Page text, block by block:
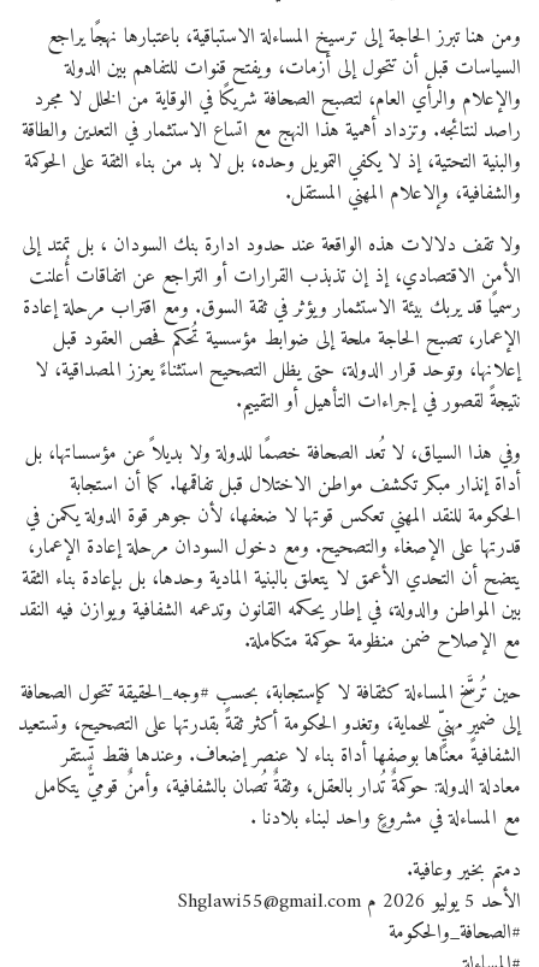
ومن هنا تبرز الحاجة إلى ترسيخ المساءلة الاستباقية، باعتبارها نهجًا يراجع
السياسات قبل أن تتحول إلى أزمات، ويفتح قنوات للتفاهم بين الدولة
والإعلام والرأي العام، لتصبح الصحافة شريكًا في الوقاية من الخلل لا مجرد
راصد لنتائجه. وتزداد أهمية هذا النهج مع اتساع الاستثمار في التعدين والطاقة
والبنية التحتية، إذ لا يكفي التمويل وحده، بل لا بد من بناء الثقة على الحوكمة
والشفافية، وإلاعلام المهني المستقل.
ولا تقف دلالات هذه الواقعة عند حدود ادارة بنك السودان ، بل تمتد إلى
الأمن الاقتصادي، إذ إن تذبذب القرارات أو التراجع عن اتفاقات أُعلنت
رسميًا قد يربك بيئة الاستثمار ويؤثر في ثقة السوق. ومع اقتراب مرحلة إعادة
الإعمار، تصبح الحاجة ملحة إلى ضوابط مؤسسية تُحكم فحص العقود قبل
إعلانها، وتوحد قرار الدولة، حتى يظل التصحيح استثناءً يعزز المصداقية، لا
نتيجةً لقصور في إجراءات التأهيل أو التقييم.
وفي هذا السياق، لا تُعد الصحافة خصمًا للدولة ولا بديلاً عن مؤسساتها، بل
أداة إنذار مبكر تكشف مواطن الاختلال قبل تفاقمها. كما أن استجابة
الحكومة للنقد المهني تعكس قوتها لا ضعفها، لأن جوهر قوة الدولة يكمن في
قدرتها على الإصغاء والتصحيح. ومع دخول السودان مرحلة إعادة الإعمار،
يتضح أن التحدي الأعمق لا يتعلق بالبنية المادية وحدها، بل بإعادة بناء الثقة
بين المواطن والدولة، في إطار يحكمه القانون وتدعمه الشفافية ويوازن فيه النقد
مع الإصلاح ضمن منظومة حوكمة متكاملة.
حين تُرسَّخ المساءلة كثقافة لا كإستجابة، بحسب #وجه_الحقيقة تتحول الصحافة
إلى ضميرٍ مهنيٍّ للحماية، وتغدو الحكومة أكثر ثقةً بقدرتها على التصحيح، وتستعيد
الشفافية معناها بوصفها أداة بناء لا عنصر إضعاف. وعندها فقط تستقر
معادلة الدولة: حوكمةٌ تُدار بالعقل، وثقةٌ تُصان بالشفافية، وأمنٌ قوميٌّ يتكامل
مع المساءلة في مشروعٍ واحد لبناء بلادنا .
دمتم بخير وعافية.
الأحد 5 يوليو 2026 م Shglawi55@gmail.com
#الصحافة_والحكومة